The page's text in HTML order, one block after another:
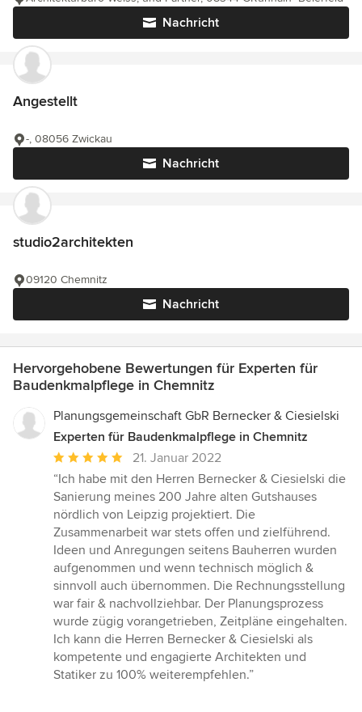
Nachricht
Angestellt
Nachricht
-, 08056 Zwickau
studio2architekten
Nachricht
09120 Chemnitz
Hervorgehobene Bewertungen für Experten für
Baudenkmalpflege in Chemnitz
Planungsgemeinschaft GbR Bernecker & Ciesielski
Experten für Baudenkmalpflege in Chemnitz
Durchschnittliche
Bewertung:
5
von
5
Sternen
21. Januar 2022
“Ich habe mit den Herren Bernecker & Ciesielski die
Sanierung meines 200 Jahre alten Gutshauses
nördlich von Leipzig projektiert. Die
Zusammenarbeit war stets offen und zielführend.
Ideen und Anregungen seitens Bauherren wurden
aufgenommen und wenn technisch möglich &
sinnvoll auch übernommen. Die Rechnungsstellung
war fair & nachvollziehbar. Der Planungsprozess
wurde zügig vorangetrieben, Zeitpläne eingehalten.
Ich kann die Herren Bernecker & Ciesielski als
kompetente und engagierte Architekten und
Statiker zu 100% weiterempfehlen.”